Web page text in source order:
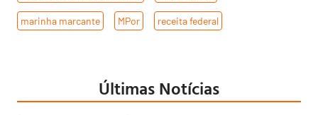
marinha marcante MPor receita federal
Últimas Notícias